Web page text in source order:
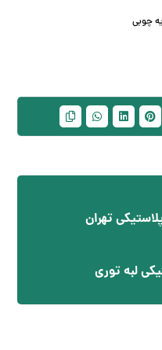
چوبی
تهران
لبه توری